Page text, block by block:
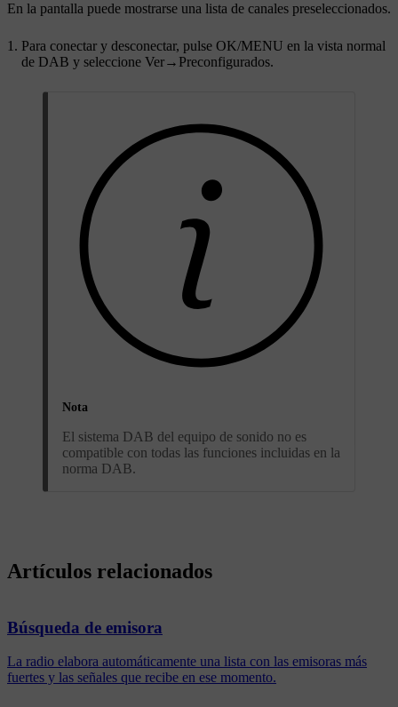
En la pantalla puede mostrarse una lista de canales preseleccionados.
Para conectar y desconectar, pulse OK/MENU en la vista normal
de DAB y seleccione Ver→ Preconfigurados.
Nota
El sistema DAB del equipo de sonido no es
compatible con todas las funciones incluidas en la
norma DAB.
Artículos relacionados
Búsqueda de emisora
La radio elabora automáticamente una lista con las emisoras más
fuertes y las señales que recibe en ese momento.